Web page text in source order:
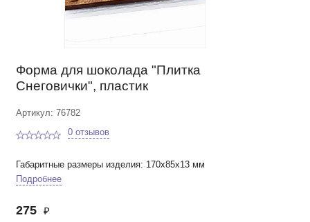
Форма для шоколада "Плитка
Снеговички", пластик
Артикул: 76782
0 отзывов
Габаритные размеры изделия: 170х85х13 мм
Подробнее
275 ₽